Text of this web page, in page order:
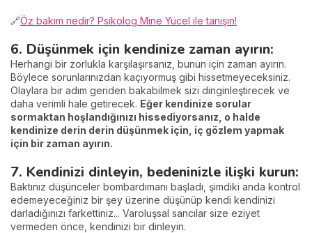
🔗Öz bakım nedir? Psikolog Mine Yücel ile tanışın!
6. Düşünmek için kendinize zaman ayırın:
Herhangi bir zorlukla karşılaşırsanız, bunun için zaman ayırın.
Böylece sorunlarınızdan kaçıyormuş gibi hissetmeyeceksiniz.
Olaylara bir adım geriden bakabilmek sizi dinginleştirecek ve
daha verimli hale getirecek. Eğer kendinize sorular
sormaktan hoşlandığınızı hissediyorsanız, o halde
kendinize derin derin düşünmek için, iç gözlem yapmak
için bir zaman ayırın.
7. Kendinizi dinleyin, bedeninizle ilişki kurun:
Baktınız düşünceler bombardımanı başladı, şimdiki anda kontrol
edemeyeceğiniz bir şey üzerine düşünüp kendi kendinizi
darladığınızı farkettiniz... Varoluşsal sancılar size eziyet
vermeden önce, kendinizi bir dinleyin.